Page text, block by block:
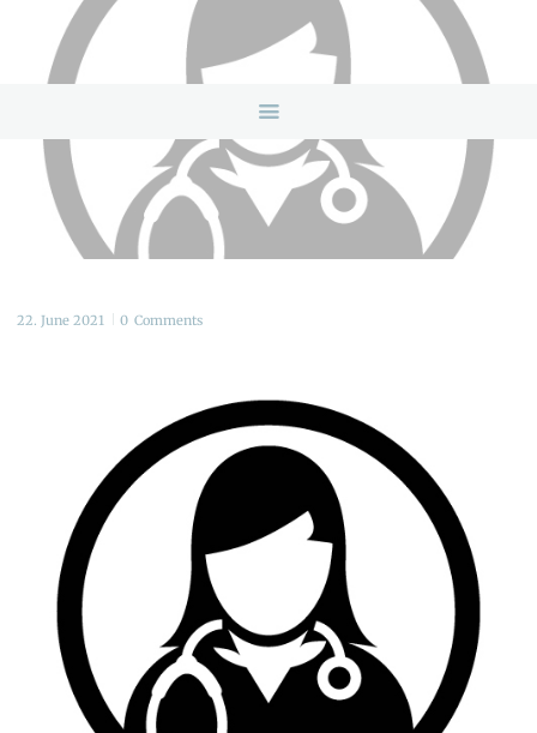
HOME
ANGEBOTE
INFOS & LINKS
NEWS
KONTAKTDATEN
22. June 2021 0 Comments